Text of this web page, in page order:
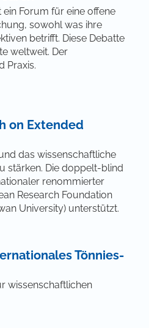
Forum für eine offene
sowohl was ihre
betrifft. Diese Debatte
weltweit. Der
Praxis.
on Extended
das wissenschaftliche
stärken. Die doppelt-blind
renommierter
Research Foundation
University) unterstützt.
Tönnies-
wissenschaftlichen